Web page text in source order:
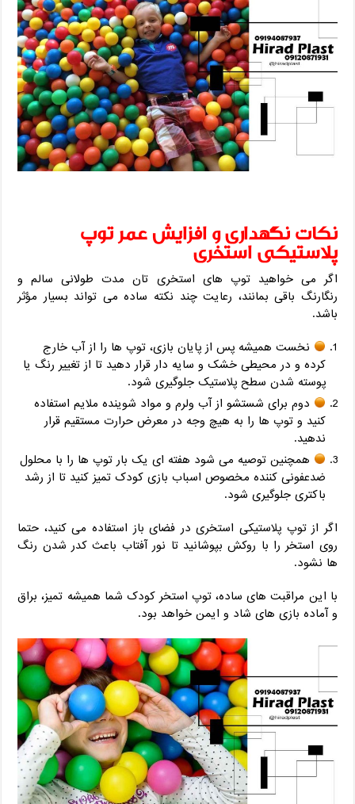
نکات نگهداری و افزایش عمر توپ
پلاستیکی استخری
اگر می ‌خواهید توپ ‌های استخری ‌تان مدت طولانی سالم و
رنگارنگ باقی بمانند، رعایت چند نکته ساده می ‌تواند بسیار مؤثر
باشد.
نخست همیشه پس از پایان بازی، توپ‌ ها را از آب خارج
کرده و در محیطی خشک و سایه ‌دار قرار دهید تا از تغییر رنگ یا
پوسته شدن سطح پلاستیک جلوگیری شود.
دوم برای شستشو از آب ولرم و مواد شوینده ملایم استفاده
کنید و توپ ‌ها را به‌ هیچ ‌وجه در معرض حرارت مستقیم قرار
ندهید.
همچنین توصیه می‌ شود هفته ‌ای یک ‌بار توپ‌ ها را با محلول
ضدعفونی‌ کننده مخصوص اسباب ‌بازی کودک تمیز کنید تا از رشد
باکتری جلوگیری شود.
اگر از توپ پلاستیکی استخری در فضای باز استفاده می ‌کنید، حتما
روی استخر را با روکش بپوشانید تا نور آفتاب باعث کدر شدن رنگ
‌ها نشود.
با این مراقبت ‌های ساده، توپ استخر کودک شما همیشه تمیز، براق
و آماده بازی ‌های شاد و ایمن خواهد بود.